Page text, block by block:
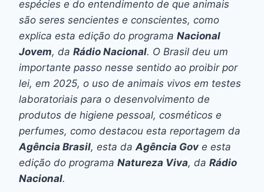
espécies e do entendimento de que animais
são seres sencientes e conscientes, como
explica esta edição do programa Nacional
Jovem, da Rádio Nacional. O Brasil deu um
importante passo nesse sentido ao proibir por
lei, em 2025, o uso de animais vivos em testes
laboratoriais para o desenvolvimento de
produtos de higiene pessoal, cosméticos e
perfumes, como destacou esta reportagem da
Agência Brasil, esta da Agência Gov e esta
edição do programa Natureza Viva, da Rádio
Nacional.